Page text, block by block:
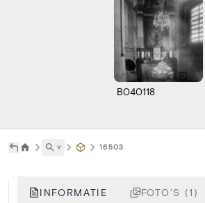
B040118
˅ 16503
INFORMATIE FOTO'S (1)